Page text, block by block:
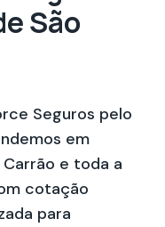
São
Seguros pelo
em
Carrão e toda a
cotação
para